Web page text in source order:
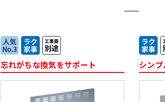
キッチン
水栓
忘れがちな換気をサポート